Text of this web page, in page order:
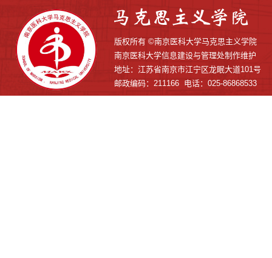
版权所有 ©南京医科大学马克思主义学院
南京医科大学信息建设与管理处制作维护
地址：江苏省南京市江宁区龙眠大道101号
邮政编码：211166 电话：025-86868533